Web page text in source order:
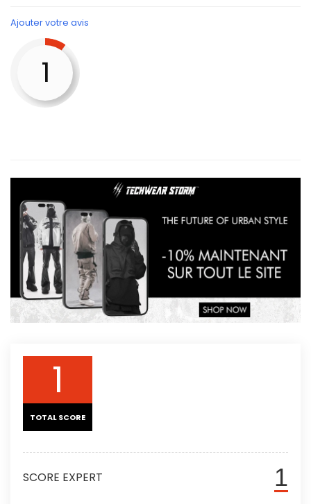
Ajouter votre avis
1
1
TOTAL SCORE
1
SCORE EXPERT